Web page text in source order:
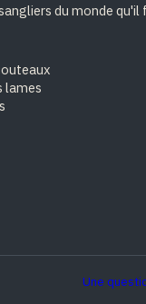
du monde
lames
Une